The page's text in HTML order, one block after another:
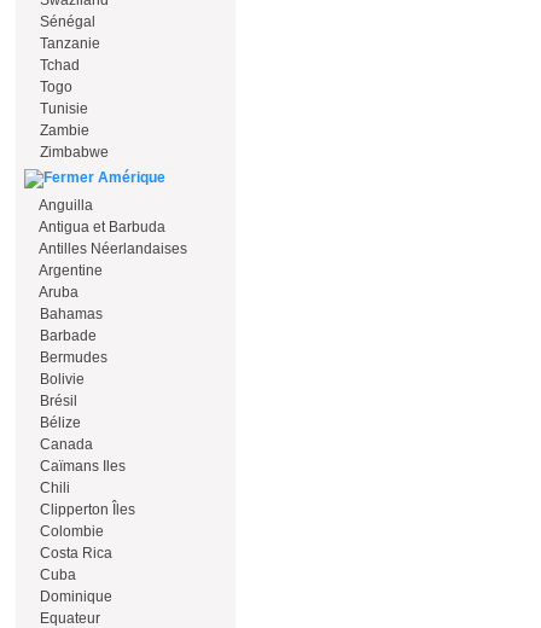
Sénégal
Tanzanie
Tchad
Togo
Tunisie
Zambie
Zimbabwe
Amérique
Anguilla
Antigua et Barbuda
Antilles Néerlandaises
Argentine
Aruba
Bahamas
Barbade
Bermudes
Bolivie
Brésil
Bélize
Canada
Caïmans Iles
Chili
Clipperton Îles
Colombie
Costa Rica
Cuba
Dominique
Equateur